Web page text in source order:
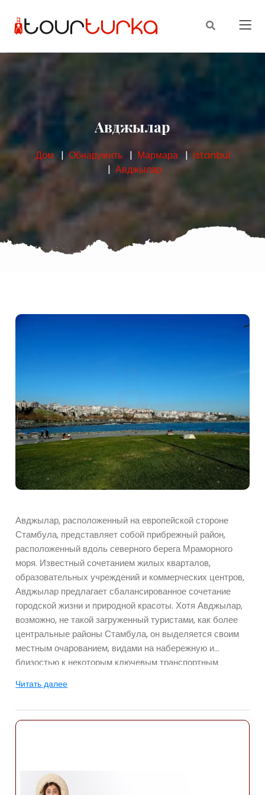
Авджылар
Дом Обнаружить Мармара
İstanbul
Авджылар
Авджылар, расположенный на европейской стороне
Стамбула, представляет собой прибрежный район,
расположенный вдоль северного берега Мраморного
моря. Известный сочетанием жилых кварталов,
образовательных учреждений и коммерческих центров,
Авджылар предлагает сбалансированное сочетание
городской жизни и природной красоты. Хотя Авджылар,
возможно, не такой загруженный туристами, как более
центральные районы Стамбула, он выделяется своим
местным очарованием, видами на набережную и
близостью к некоторым ключевым транспортным
значительно разросся, став популярным местом как
непринужденную атмосферу вдали от центра города.
Авджылар находится примерно в 27 километрах к
западу. исторического центра Стамбула, что делает его
Читать далее